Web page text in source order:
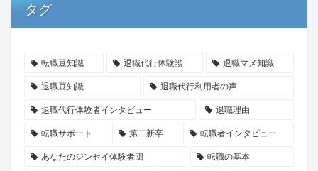
タグ
転職豆知識 退職代行体験談 退職マメ知識
退職豆知識 退職代行利用者の声
退職代行体験者インタビュー 退職理由
転職サポート 第二新卒 転職者インタビュー
あなたのジンセイ体験者団 転職の基本